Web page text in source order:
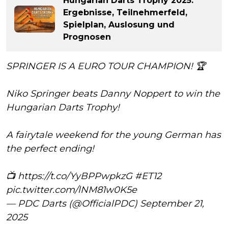
Ergebnisse, Teilnehmerfeld,
Spielplan, Auslosung und
Prognosen
SPRINGER IS A EURO TOUR CHAMPION! 🏆
Niko Springer beats Danny Noppert to win the
Hungarian Darts Trophy!
A fairytale weekend for the young German has
the perfect ending!
📺 https://t.co/YyBPPwpkzG #ET12
pic.twitter.com/lNM81w0K5e
— PDC Darts (@OfficialPDC) September 21,
2025